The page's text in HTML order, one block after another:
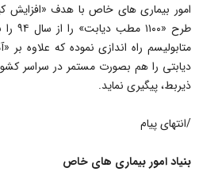
امور بیماری های خاص با هدف «افزایش
طرح
متابولیسم راه اندازی نموده که علاوه
دیابتی را هم بصورت مستمر در سراسر
ذیربط، پیگیری نماید.
/انتهای پیام
بنیاد امور بیماری های خاص